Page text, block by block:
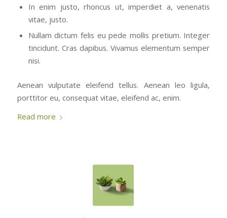
In enim justo, rhoncus ut, imperdiet a, venenatis
vitae, justo.
Nullam dictum felis eu pede mollis pretium. Integer
tincidunt. Cras dapibus. Vivamus elementum semper
nisi.
Aenean vulputate eleifend tellus. Aenean leo ligula,
porttitor eu, consequat vitae, eleifend ac, enim.
Read more